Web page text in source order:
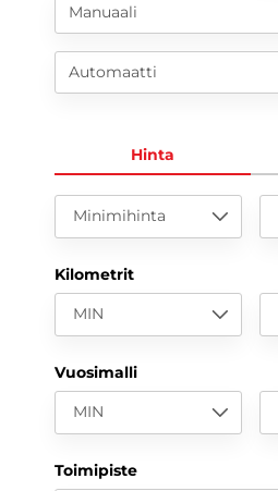
Manuaali
Automaatti
Hinta
Minimihinta
Kilometrit
MIN
Vuosimalli
MIN
Toimipiste